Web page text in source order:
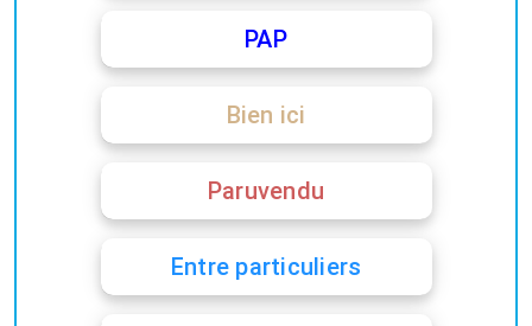
PAP
Bien ici
Paruvendu
Entre particuliers